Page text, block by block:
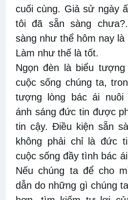
cuối cùng. Giả sử ngày
tôi đã sẵn sàng
sàng như thể hôm nay
Làm như thế là tốt.
Ngọn đèn là biểu
cuộc sống chúng ta,
tượng lòng bác ái nuôi
ánh sáng đức tin được
tin cậy. Điều kiện sẵn
không phải chỉ là đức
cuộc sống đầy tình bác
Nếu chúng ta để cho
dẫn do những gì chúng